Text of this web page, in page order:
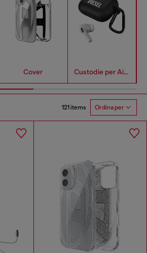
Cover Custodie per AirPods
121 items Ordina per